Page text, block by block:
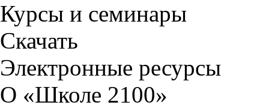
Курсы и семинары
Скачать
Электронные ресурсы
О «Школе 2100»